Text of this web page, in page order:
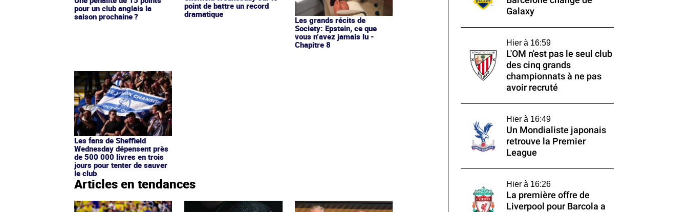
pour un club anglais la
saison prochaine ?
point de battre un record
dramatique
Les grands récits de
Society: Epstein, ce que
vous n’avez jamais lu -
Chapitre 8
Les fans de Sheffield
Wednesday dépensent près
de 500 000 livres en trois
jours pour tenter de sauver
le club
Articles en tendances
Galaxy
Hier à 16:59
L'OM n'est pas le seul club
des cinq grands
championnats à ne pas
avoir recruté
Hier à 16:49
Un Mondialiste japonais
retrouve la Premier
League
Hier à 16:26
La première offre de
Liverpool pour Barcola a